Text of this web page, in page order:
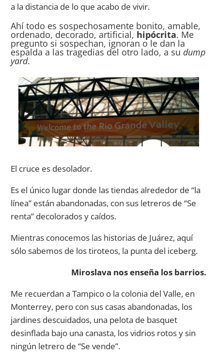
a la distancia de lo que acabo de vivir.
Ahí todo es sospechosamente bonito, amable,
ordenado, decorado, artificial, hipócrita. Me
pregunto si sospechan, ignoran o le dan la
espalda a las tragedias del otro lado, a su dump
yard.
El cruce es desolador.
Es el único lugar donde las tiendas alrededor de “la
línea” están abandonadas, con sus letreros de “Se
renta” decolorados y caídos.
Mientras conocemos las historias de Juárez, aquí
sólo sabemos de los tiroteos, la punta del iceberg.
Miroslava nos enseña los barrios.
Me recuerdan a Tampico o la colonia del Valle, en
Monterrey, pero con sus casas abandonadas, los
jardines descuidados, una pelota de basquet
desinflada bajo una canasta, los vidrios rotos y sin
ningún letrero de “Se vende”.